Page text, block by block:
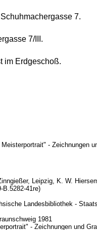
7.
7/III.
im Erdgeschoß.
- Zeichnungen
Leipzig, K. W.
B.5282-41re)
Landesbibliothek -
1981
- Zeichnungen und